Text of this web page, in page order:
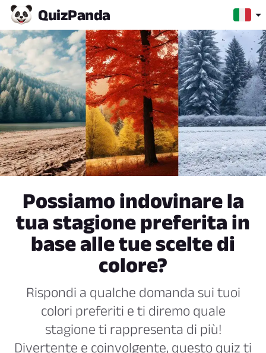
QuizPanda
Possiamo indovinare la
tua stagione preferita in
base alle tue scelte di
colore?
Rispondi a qualche domanda sui tuoi
colori preferiti e ti diremo quale
stagione ti rappresenta di più!
Divertente e coinvolgente, questo quiz ti